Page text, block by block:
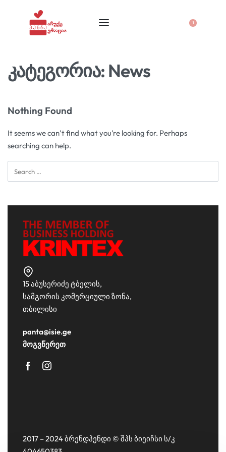
1
კატეგორია: News
Nothing Found
It seems we can’t find what you’re looking for. Perhaps
searching can help.
15 აბუსერიძე ტბელის,
სამგორის კომერციული ზონა,
თბილისი
panta@isie.ge
მოგვწერეთ
2017 – 2024 ბრენდჰენდი © შპს ბიეიჩსი ს/კ